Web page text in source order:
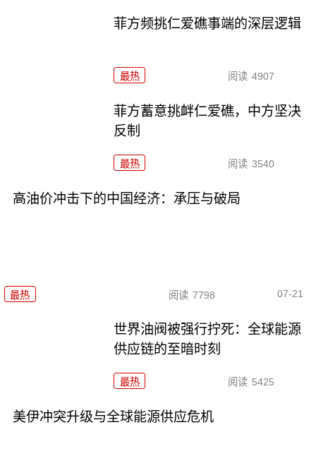
菲方频挑仁爱礁事端的深层逻辑
最热 阅读 4907
菲方蓄意挑衅仁爱礁，中方坚决
反制
最热 阅读 3540
高油价冲击下的中国经济：承压与破局
最热 阅读 7798 07-21
世界油阀被强行拧死：全球能源
供应链的至暗时刻
最热 阅读 5425
美伊冲突升级与全球能源供应危机